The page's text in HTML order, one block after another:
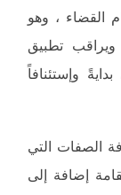
القضاء ، وهو
تطبيق
وإستئنافاً
الصفات التي
إضافة إلى